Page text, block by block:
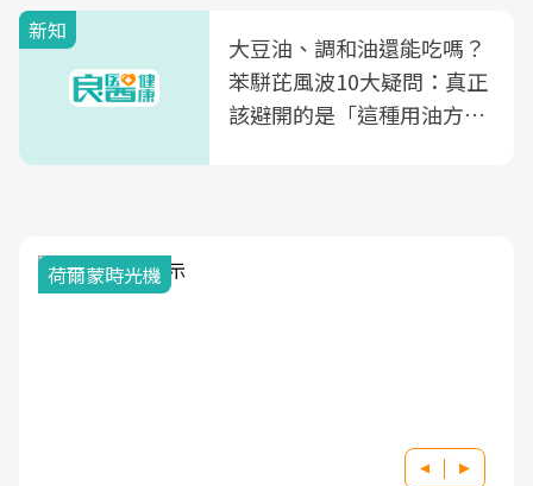
新知
大豆油、調和油還能吃嗎？
苯駢芘風波10大疑問：真正
該避開的是「這種用油方
荷爾蒙時光機